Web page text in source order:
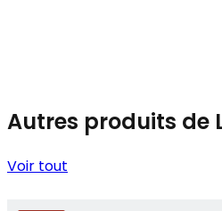
Autres produits de
Voir tout